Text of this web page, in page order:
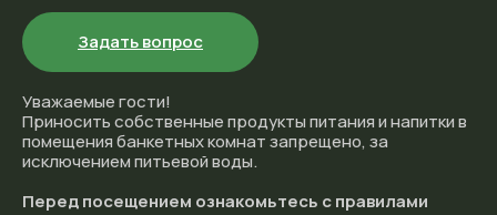
Задать вопрос
Уважаемые гости!
Приносить собственные продукты питания и напитки в
помещения банкетных комнат запрещено, за
исключением питьевой воды.
Перед посещением ознакомьтесь с правилами